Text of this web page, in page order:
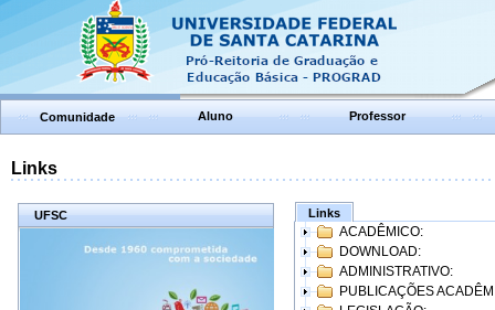
Comunidade Aluno Professor
Links
UFSC Links
ACADÊMICO:
DOWNLOAD:
ADMINISTRATIVO:
PUBLICAÇÕES